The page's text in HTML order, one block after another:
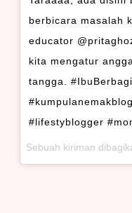
berbicara masalah
educator
kita mengatur
tangga.
#lifestyblogger